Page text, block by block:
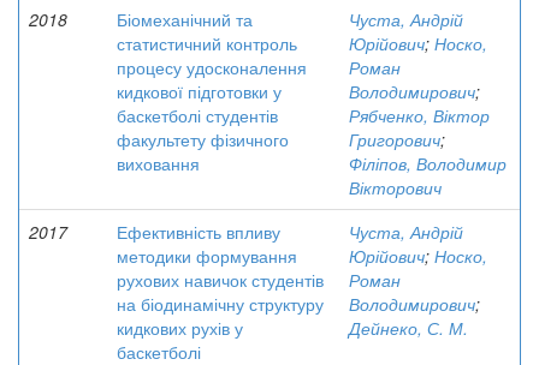
2018
Біомеханічний та
статистичний контроль
процесу удосконалення
кидкової підготовки у
баскетболі студентів
факультету фізичного
виховання
Чуста, Андрій
Юрійович; Носко,
Роман
Володимирович;
Рябченко, Віктор
Григорович;
Філіпов, Володимир
Вікторович
2017
Ефективність впливу
методики формування
рухових навичок студентів
на біодинамічну структуру
кидкових рухів у
баскетболі
Чуста, Андрій
Юрійович; Носко,
Роман
Володимирович;
Дейнеко, С. М.